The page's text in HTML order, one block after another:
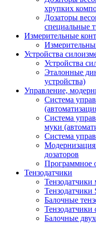
хрупких
Дозаторы
специальные
Измерительные
Устройства
Устройства
Эталонные
устройства)
Управление,
Система
Система
муки
Система
дозаторов
Программное
Тензодатчики
Тензодатчики
Тензодатчики
Балочные
Тензодатчики
Балочные